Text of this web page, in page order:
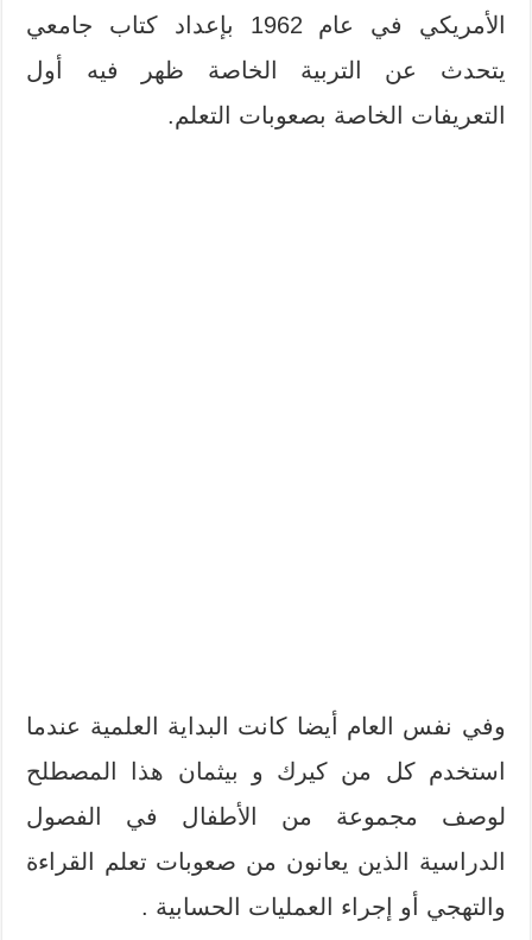
الأمريكي في عام 1962 بإعداد كتاب جامعي
يتحدث عن التربية الخاصة ظهر فيه أول
التعريفات الخاصة بصعوبات التعلم.
وفي نفس العام أيضا كانت البداية العلمية عندما
استخدم كل من كيرك و بيثمان هذا المصطلح
لوصف مجموعة من الأطفال في الفصول
الدراسية الذين يعانون من صعوبات تعلم القراءة
والتهجي أو إجراء العمليات الحسابية .